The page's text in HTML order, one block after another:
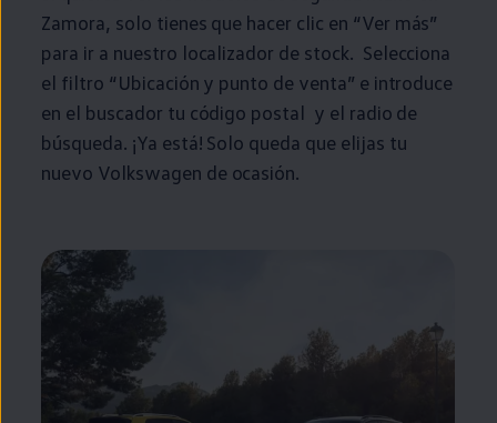
Zamora, solo tienes que hacer clic en “Ver más”
para ir a nuestro localizador de stock. Selecciona
el filtro “Ubicación y punto de venta” e introduce
en el buscador tu código postal y el radio de
búsqueda. ¡Ya está! Solo queda que elijas tu
nuevo Volkswagen de ocasión.